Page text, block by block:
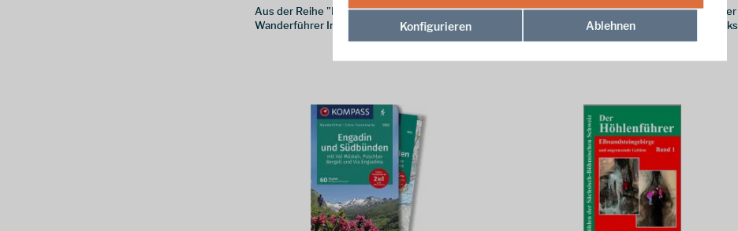
Aus der Reihe "Der Weg ist das Ziel" hier der
Wanderführer Irland: Kerry Way.
Aus der Reihe "Der Weg ist das Ziel" hier der
Wanderführer für den Fernwanderweg Peaks
of the Balkans.
Konfigurieren Ablehnen